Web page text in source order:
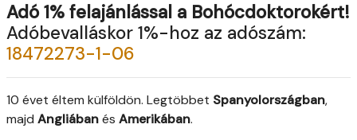
Adó 1% felajánlással a Bohócdoktorokért!
Adóbevalláskor 1%-hoz az adószám:
18472273-1-06
10 évet éltem külföldön. Legtöbbet Spanyolországban,
majd Angliábanés Amerikában.